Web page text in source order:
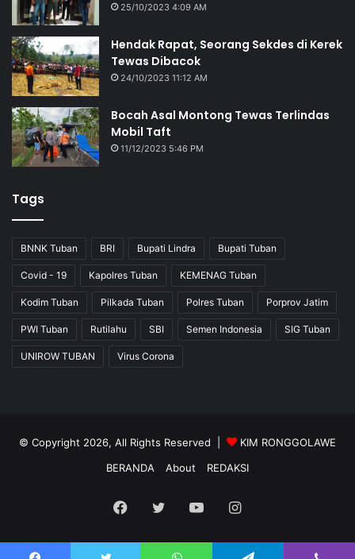
25/10/2023 4:09 AM
Hendak Rapat, Seorang Sekdes di Kerek
Tewas Dibacok
24/10/2023 11:12 AM
Bocah Asal Montong Tewas Terlindas
Mobil Taft
11/12/2023 5:46 PM
Tags
BNNK Tuban BRI Bupati Lindra Bupati Tuban
Covid - 19 Kapolres Tuban KEMENAG Tuban
Kodim Tuban Pilkada Tuban Polres Tuban Porprov Jatim
PWI Tuban Rutilahu SBI Semen Indonesia SIG Tuban
UNIROW TUBAN Virus Corona
© Copyright 2026, All Rights Reserved |
KIM RONGGOLAWE
BERANDA
About REDAKSI
Facebook
Twitter YouTubeInstagram